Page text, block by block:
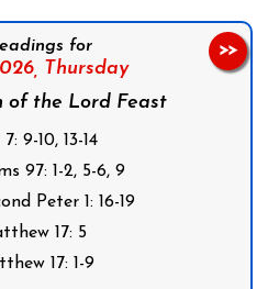
for
Thursday
of the Lord Feast
9-10, 13-14
97: 1-2, 5-6, 9
Peter 1: 16-19
17: 5
17: 1-9
>>